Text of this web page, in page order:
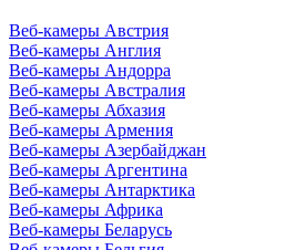
Веб-камеры Австрия
Веб-камеры Англия
Веб-камеры Андорра
Веб-камеры Австралия
Веб-камеры Абхазия
Веб-камеры Армения
Веб-камеры Азербайджан
Веб-камеры Аргентина
Веб-камеры Антарктика
Веб-камеры Африка
Веб-камеры Беларусь